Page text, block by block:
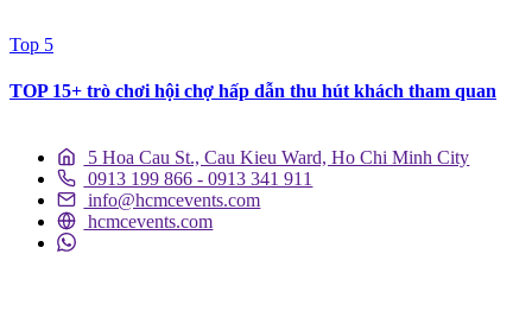
Top 5
TOP 15+ trò chơi hội chợ hấp dẫn thu hút khách tham quan
5 Hoa Cau St., Cau Kieu Ward, Ho Chi Minh City
0913 199 866 - 0913 341 911
info@hcmcevents.com
hcmcevents.com